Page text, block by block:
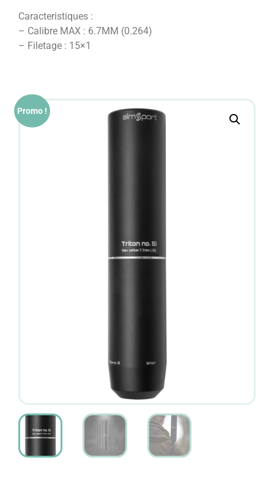
Caracteristiques :
– Calibre MAX : 6.7MM (0.264)
– Filetage : 15×1
Promo !